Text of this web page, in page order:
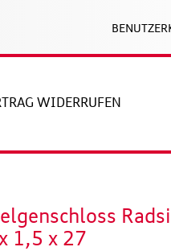
WIDERRUFEN
1,5 x 27